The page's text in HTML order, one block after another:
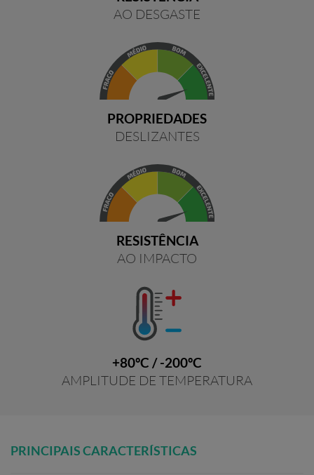
AO DESGASTE
PROPRIEDADES
DESLIZANTES
RESISTÊNCIA
AO IMPACTO
+80ºC / -200ºC
AMPLITUDE DE TEMPERATURA
PRINCIPAIS CARACTERÍSTICAS